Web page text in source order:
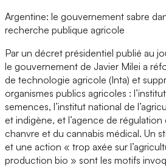
Argentine: le gouvernement sabre
recherche publique agricole
Par un décret présidentiel publié au
le gouvernement de Javier Milei a
de technologie agricole (Inta) et
organismes publics agricoles :
semences, l’institut national de
et indigène, et l’agence de régulation
chanvre et du cannabis médical. Un
et une action « trop axée sur
production bio » sont les motifs